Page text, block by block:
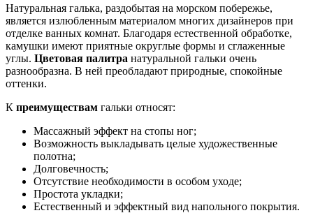
Натуральная галька, раздобытая на морском побережье,
является излюбленным материалом многих дизайнеров при
отделке ванных комнат. Благодаря естественной обработке,
камушки имеют приятные округлые формы и сглаженные
углы. Цветовая палитра натуральной гальки очень
разнообразна. В ней преобладают природные, спокойные
оттенки.
К преимуществам гальки относят:
Массажный эффект на стопы ног;
Возможность выкладывать целые художественные
полотна;
Долговечность;
Отсутствие необходимости в особом уходе;
Простота укладки;
Естественный и эффектный вид напольного покрытия.